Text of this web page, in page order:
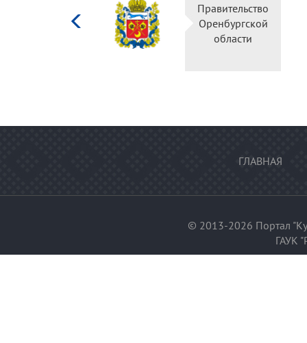
культуры
Российской
Правительство
Оренбургской
области
ГЛАВНАЯ
© 2013-2026 Портал
ГАУК